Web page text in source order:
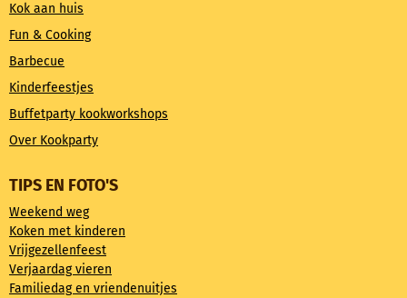
Kok aan huis
Fun & Cooking
Barbecue
Kinderfeestjes
Buffetparty kookworkshops
Over Kookparty
TIPS EN FOTO'S
Weekend weg
Koken met kinderen
Vrijgezellenfeest
Verjaardag vieren
Familiedag en vriendenuitjes